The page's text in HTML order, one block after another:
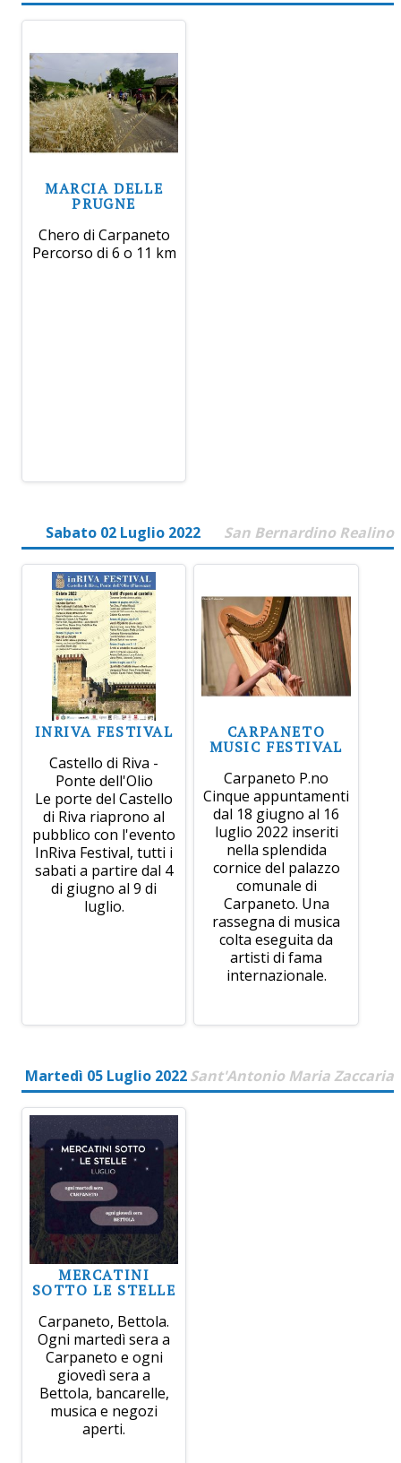
MARCIA DELLE
PRUGNE
Chero di Carpaneto
Percorso di 6 o 11 km
Sabato 02 Luglio 2022 San Bernardino Realino
INRIVA FESTIVAL
Castello di Riva -
Ponte dell'Olio
Le porte del Castello
di Riva riaprono al
pubblico con l'evento
InRiva Festival, tutti i
sabati a partire dal 4
di giugno al 9 di
luglio.
CARPANETO
MUSIC FESTIVAL
Carpaneto P.no
Cinque appuntamenti
dal 18 giugno al 16
luglio 2022 inseriti
nella splendida
cornice del palazzo
comunale di
Carpaneto. Una
rassegna di musica
colta eseguita da
artisti di fama
internazionale.
Martedì 05 Luglio 2022 Sant'Antonio Maria Zaccaria
MERCATINI
SOTTO LE STELLE
Carpaneto, Bettola.
Ogni martedì sera a
Carpaneto e ogni
giovedì sera a
Bettola, bancarelle,
musica e negozi
aperti.